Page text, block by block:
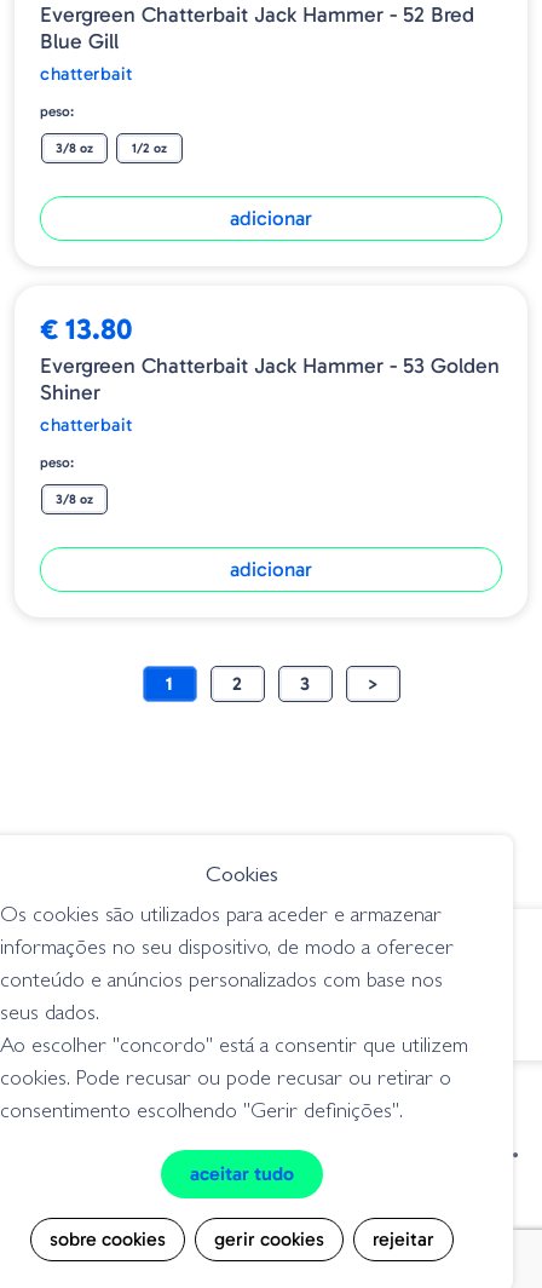
Evergreen Chatterbait Jack Hammer - 52 Bred
Blue Gill
chatterbait
peso:
3/8 oz 1/2 oz
adicionar
€ 13.80
Evergreen Chatterbait Jack Hammer - 53 Golden
Shiner
chatterbait
peso:
3/8 oz
adicionar
1 2 3 >
€ 11.60
AGR Baits Chatterbait All Terrain - Silver Shad
chatterbait
condições de venda
livro de reclamações
privacidade
cookies
Grilo Pesca - Loja de Pesca e Competição © Todos os direitos reservados |
Desenvolvido porBomsite
Cookies
Os cookies são utilizados para aceder e armazenar
informações no seu dispositivo, de modo a oferecer
conteúdo e anúncios personalizados com base nos
seus dados.
Ao escolher "concordo" está a consentir que utilizem
cookies. Pode recusar ou pode recusar ou retirar o
consentimento escolhendo "Gerir definições".
aceitar tudo
sobre cookies gerir cookies rejeitar